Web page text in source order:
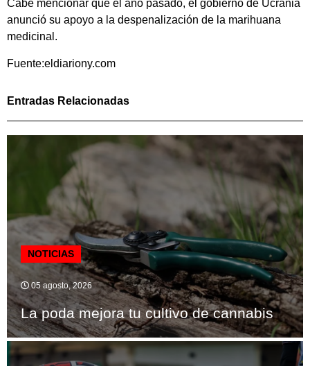
Cabe mencionar que el año pasado, el gobierno de Ucrania
anunció su apoyo a la despenalización de la marihuana
medicinal.
Fuente:eldiariony.com
Entradas Relacionadas
NOTICIAS
05 agosto, 2026
La poda mejora tu cultivo de cannabis